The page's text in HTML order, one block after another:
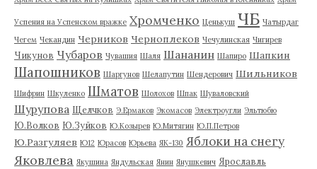
Успения на Успенском вражке Хромченко Ценькуш ЧБ Чатырдаг
Чегем Чекандин Черников Черноплеков Чечулинская Чигирев
Чикунов Чубаров Чувашия Шаля Шананин Шапиро Шапкин
Шапошников Шаргунов Шелапутин Шендерович Шильников
Шифрин Шкуленко Шматов Шолохов Шпак Шуваловский
Шурупова Щелчков Э.Ермаков Экомасов Электроугли Эльтюбю
Ю.Волков Ю.Зуйков Ю.Козырев Ю.Митягин Ю.П.Петров
Ю.Разгуляев Ю12 Юрасов Юрьева ЯК-130 Яблоки на снегу
Яковлева Якушина Яндульская Янин Янушкевич Ярославль